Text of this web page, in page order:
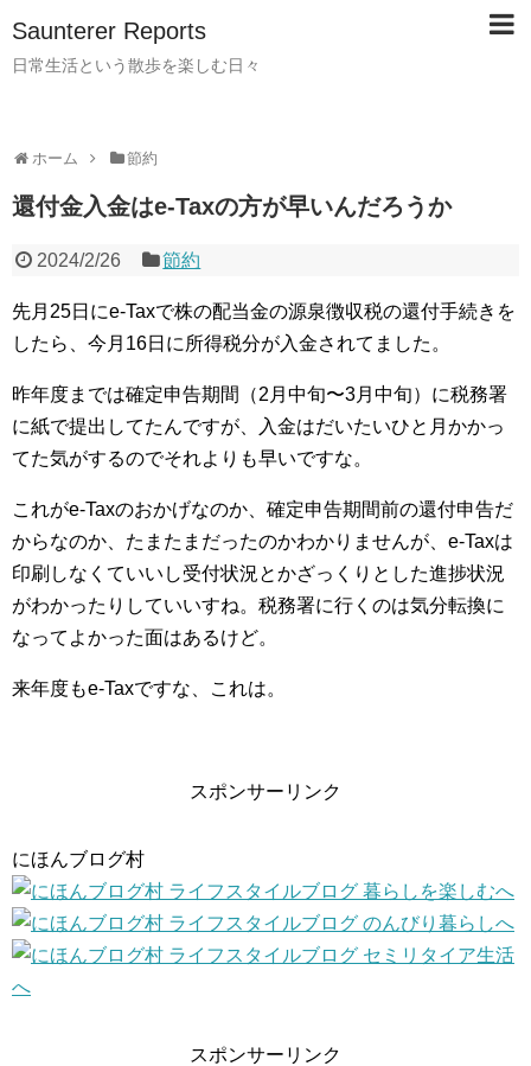
Saunterer Reports
日常生活という散歩を楽しむ日々
ホーム 節約
還付金入金はe-Taxの方が早いんだろうか
2024/2/26 節約
先月25日にe-Taxで株の配当金の源泉徴収税の還付手続きを
したら、今月16日に所得税分が入金されてました。
昨年度までは確定申告期間（2月中旬〜3月中旬）に税務署
に紙で提出してたんですが、入金はだいたいひと月かかっ
てた気がするのでそれよりも早いですな。
これがe-Taxのおかげなのか、確定申告期間前の還付申告だ
からなのか、たまたまだったのかわかりませんが、e-Taxは
印刷しなくていいし受付状況とかざっくりとした進捗状況
がわかったりしていいすね。税務署に行くのは気分転換に
なってよかった面はあるけど。
来年度もe-Taxですな、これは。
スポンサーリンク
にほんブログ村
スポンサーリンク